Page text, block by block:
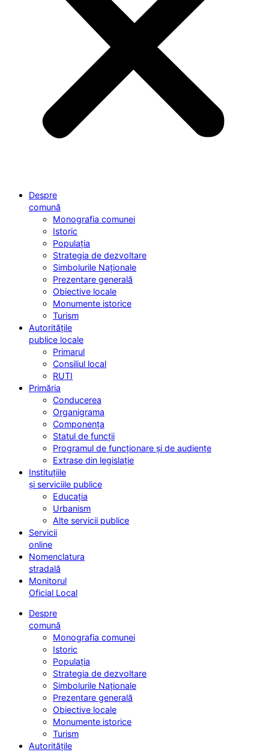
Despre
comună
Monografia comunei
Istoric
Populația
Strategia de dezvoltare
Simbolurile Naționale
Prezentare generală
Obiective locale
Monumente istorice
Turism
Autoritățile
publice locale
Primarul
Consiliul local
RUTI
Primăria
Conducerea
Organigrama
Componența
Statul de funcții
Programul de funcționare și de audiențe
Extrase din legislație
Instituțiile
și serviciile publice
Educația
Urbanism
Alte servicii publice
Servicii
online
Nomenclatura
stradală
Monitorul
Oficial Local
Despre
comună
Monografia comunei
Istoric
Populația
Strategia de dezvoltare
Simbolurile Naționale
Prezentare generală
Obiective locale
Monumente istorice
Turism
Autoritățile